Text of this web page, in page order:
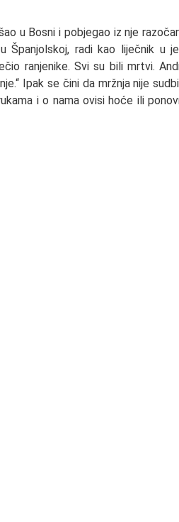
u Bosni i pobjegao iz nje
Španjolskoj, radi kao liječnik u
ranjenike. Svi su bili mrtvi.
Ipak se čini da mržnja nije
i o nama ovisi hoće ili